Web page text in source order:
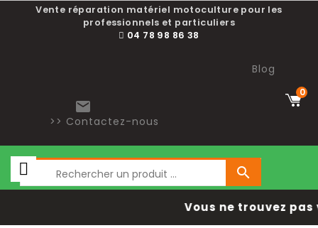
Vente réparation matériel motoculture pour les
professionnels et particuliers
04 78 98 86 38
0

>> Contactez-nous
Blog

Vous ne trouvez pas